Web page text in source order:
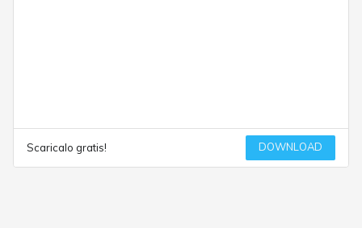
Scaricalo gratis! DOWNLOAD